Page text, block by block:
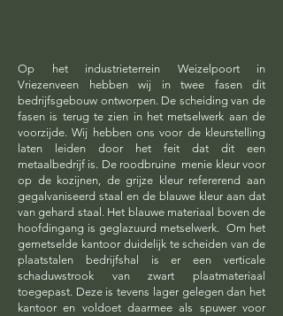
Op het industrieterrein Weizelpoort in
Vriezenveen hebben wij in twee fasen dit
bedrijfsgebouw ontworpen. De scheiding van de
fasen is terug te zien in het metselwerk aan de
voorzijde. Wij hebben ons voor de kleurstelling
laten leiden door het feit dat dit een
metaalbedrijf is. De roodbruine menie kleur voor
op de kozijnen, de grijze kleur refererend aan
gegalvaniseerd staal en de blauwe kleur aan dat
van gehard staal. Het blauwe materiaal boven de
hoofdingang is geglazuurd metselwerk. Om het
gemetselde kantoor duidelijk te scheiden van de
plaatstalen bedrijfshal is er een verticale
schaduwstrook van zwart plaatmateriaal
toegepast. Deze is tevens lager gelegen dan het
kantoor en voldoet daarmee als spuwer voor